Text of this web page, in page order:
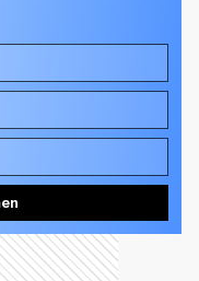
está al borde de la